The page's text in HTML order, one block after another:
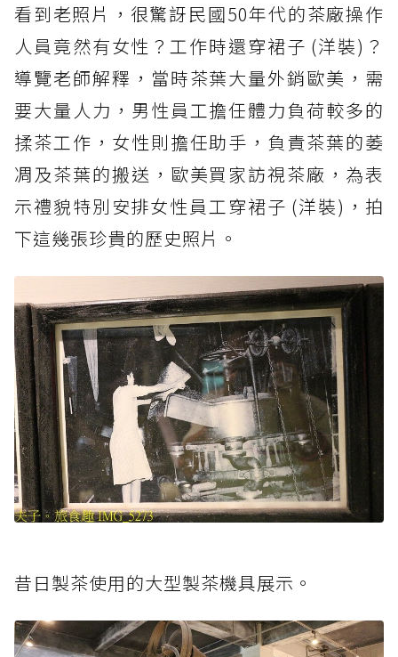
看到老照片，很驚訝民國50年代的茶廠操作
人員竟然有女性？工作時還穿裙子 (洋裝)？
導覽老師解釋，當時茶葉大量外銷歐美，需
要大量人力，男性員工擔任體力負荷較多的
揉茶工作，女性則擔任助手，負責茶葉的萎
凋及茶葉的搬送，歐美買家訪視茶廠，為表
示禮貌特別安排女性員工穿裙子 (洋裝)，拍
下這幾張珍貴的歷史照片。
昔日製茶使用的大型製茶機具展示。